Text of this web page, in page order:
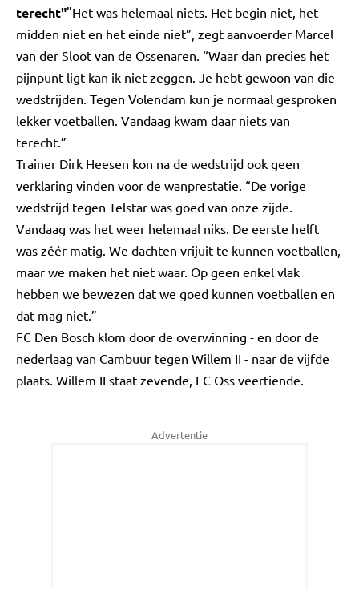
terecht""Het was helemaal niets. Het begin niet, het
midden niet en het einde niet”, zegt aanvoerder Marcel
van der Sloot van de Ossenaren. “Waar dan precies het
pijnpunt ligt kan ik niet zeggen. Je hebt gewoon van die
wedstrijden. Tegen Volendam kun je normaal gesproken
lekker voetballen. Vandaag kwam daar niets van
terecht.”
Trainer Dirk Heesen kon na de wedstrijd ook geen
verklaring vinden voor de wanprestatie. “De vorige
wedstrijd tegen Telstar was goed van onze zijde.
Vandaag was het weer helemaal niks. De eerste helft
was zéér matig. We dachten vrijuit te kunnen voetballen,
maar we maken het niet waar. Op geen enkel vlak
hebben we bewezen dat we goed kunnen voetballen en
dat mag niet.”
FC Den Bosch klom door de overwinning - en door de
nederlaag van Cambuur tegen Willem II - naar de vijfde
plaats. Willem II staat zevende, FC Oss veertiende.
Advertentie